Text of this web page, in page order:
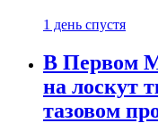
1 день спустя
В Первом
на лоскут
тазовом